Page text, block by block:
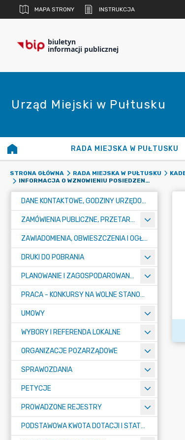
MAPA STRONY INSTRUKCJA
biuletyn
informacji publicznej
Urząd Miejski w Pułtusku
RADA MIEJSKA W PUŁTUSKU
STRONA GŁÓWNA RADA MIEJSKA W PUŁTUSKU
INFORMACJA O WZNOWIENIU POSIEDZENIA KOMISJI REWIZYJNEJ RADY MIEJSKIEJ W PUŁTUSKU
DANE KONTAKTOWE, GODZINY URZĘDOWANIA I NUMER KONTA BANKOWEGO
ZAMÓWIENIA PUBLICZNE, PRZETARGI, KONKURSY
ZAWIADOMIENIA, OBWIESZCZENIA I OGŁOSZENIA
DRUKI DO POBRANIA
PLANOWANIE I ZAGOSPODAROWANIE PRZESTRZENNE
PRACA - KONKURSY NA WOLNE STANOWISKA
UMOWY
WYBORY I REFERENDA LOKALNE
ORGANIZACJE POZARZĄDOWE
SPRAWOZDANIA
PETYCJE
PROWADZONE REJESTRY
PODSTAWOWA KWOTA DOTACJI I STATYSTYCZNA LICZBA UCZNIÓW